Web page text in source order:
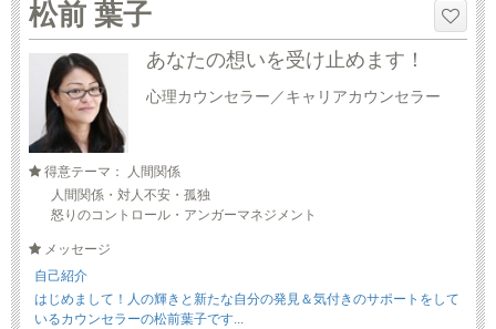
松前 葉子
あなたの想いを受け止めます！
心理カウンセラー／キャリアカウンセラー
得意テーマ： 人間関係
人間関係・対人不安・孤独
怒りのコントロール・アンガーマネジメント
メッセージ
自己紹介
はじめまして！人の輝きと新たな自分の発見＆気付きのサポートをして
いるカウンセラーの松前葉子です...